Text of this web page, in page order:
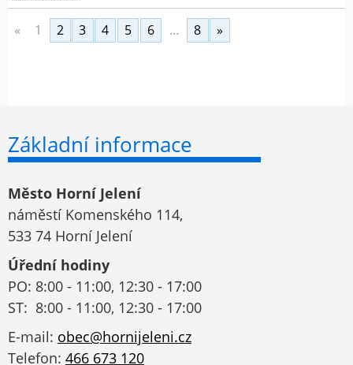
« 1 2 3 4 5 6 … 8 »
Základní informace
Město Horní Jelení
náměstí Komenského 114,
533 74 Horní Jelení
Úřední hodiny
PO: 8:00 - 11:00, 12:30 - 17:00
ST: 8:00 - 11:00, 12:30 - 17:00
E-mail: obec@hornijeleni.cz
Telefon: 466 673 120